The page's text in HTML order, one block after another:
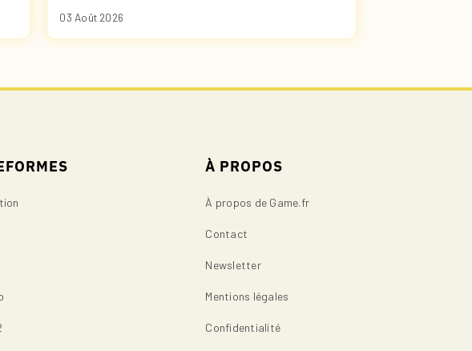
03 Août 2026
À PROPOS
À propos de Game.fr
Contact
Newsletter
Mentions légales
Confidentialité